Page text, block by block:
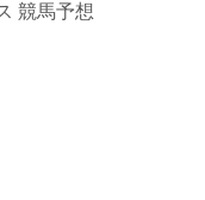
競馬予想